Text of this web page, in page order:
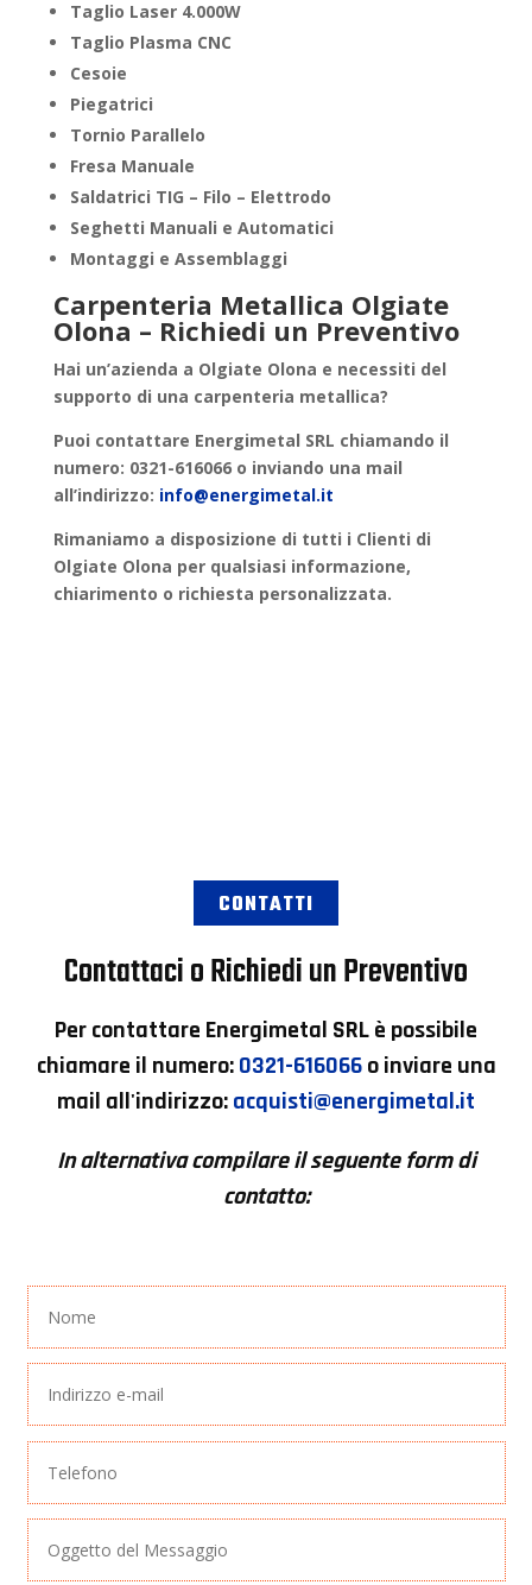
Taglio Laser 4.000W
Taglio Plasma CNC
Cesoie
Piegatrici
Tornio Parallelo
Fresa Manuale
Saldatrici TIG – Filo – Elettrodo
Seghetti Manuali e Automatici
Montaggi e Assemblaggi
Carpenteria Metallica Olgiate
Olona – Richiedi un Preventivo
Hai un’azienda a Olgiate Olona e necessiti del
supporto di una carpenteria metallica?
Puoi contattare Energimetal SRL chiamando il
numero: 0321-616066 o inviando una mail
all’indirizzo: info@energimetal.it
Rimaniamo a disposizione di tutti i Clienti di
Olgiate Olona per qualsiasi informazione,
chiarimento o richiesta personalizzata.
CONTATTI
Contattaci o Richiedi un Preventivo
Per contattare Energimetal SRLè possibile
chiamare il numero:0321-616066o inviare una
mail all'indirizzo:acquisti@energimetal.it
In alternativa compilare il seguente form di
contatto: